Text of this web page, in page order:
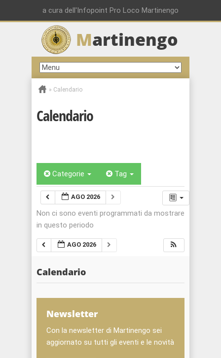
a cura dell'Infopoint Pro Loco Martinengo
Martinengo
» Calendario
Calendario
Categorie Tag
AGO 2026
Non ci sono eventi programmati da mostrare
in questo periodo
AGO 2026
Calendario
Newsletter
Con la newsletter di Martinengo sei
aggiornato su tutti gli eventi e le novità